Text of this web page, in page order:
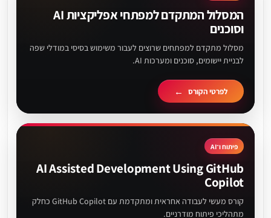
המסלול המתקדם למפתחי אפליקציות AI
וסוכנים
מסלול מתקדם למפתחים שרוצים לעבור משימוש בסיסי במודלי שפה
לבניית יישומים, סוכנים ומערכות AI.
לפרטי הקורס
פיתוח ו־AI
AI Assisted Development Using GitHub
Copilot
קורס מעשי לעבודה אחראית ומתקדמת עם GitHub Copilot כחלק
מתהליכי פיתוח מודרניים.